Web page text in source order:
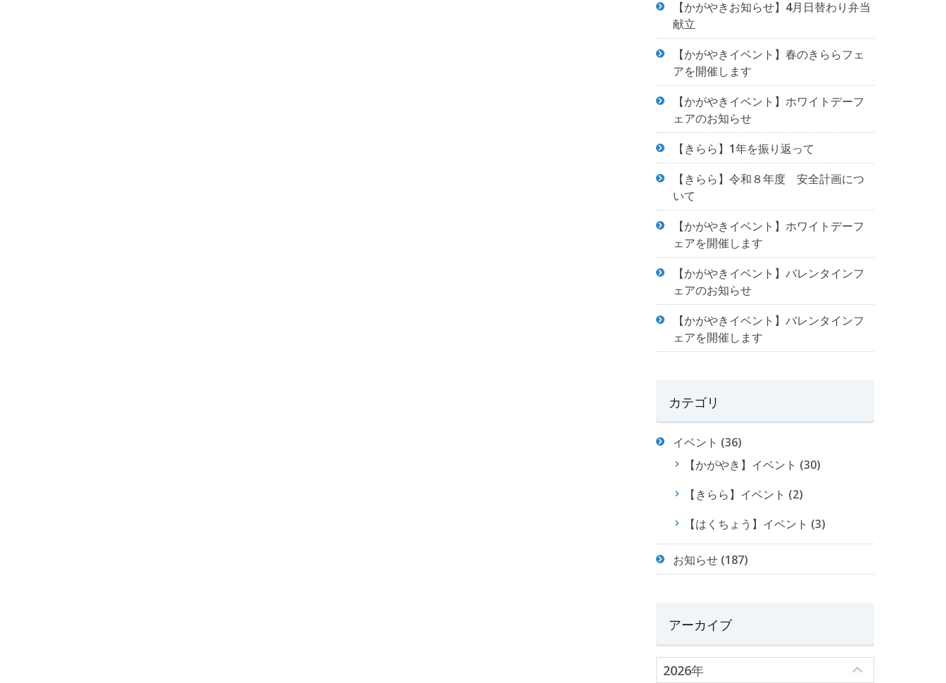
【かがやきお知らせ】4月日替わり弁当
献立
【かがやきイベント】春のきららフェ
アを開催します
【かがやきイベント】ホワイトデーフ
ェアのお知らせ
【きらら】1年を振り返って
【きらら】令和８年度 安全計画につ
いて
【かがやきイベント】ホワイトデーフ
ェアを開催します
【かがやきイベント】バレンタインフ
ェアのお知らせ
【かがやきイベント】バレンタインフ
ェアを開催します
カテゴリ
イベント (36)
【かがやき】イベント (30)
【きらら】イベント (2)
【はくちょう】イベント (3)
お知らせ (187)
アーカイブ
2026年